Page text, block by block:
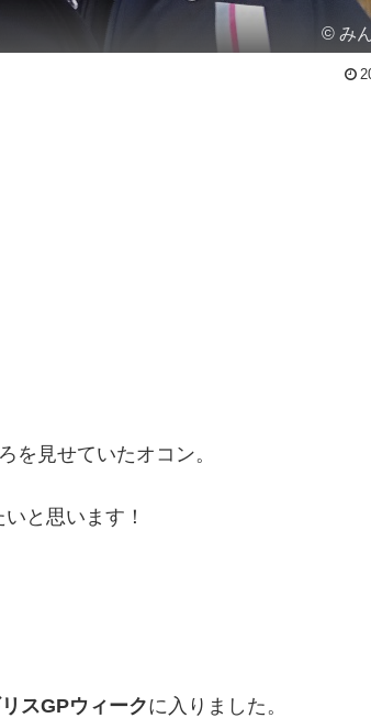
© み
を見せていたオコン。
と思います！
スGPウィークに入りました。